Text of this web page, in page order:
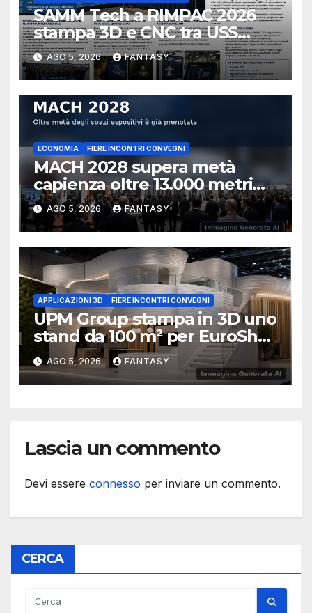
SAMM Tech a RIMPAC 2026
stampa 3D e CNC tra USS
Essex e Schofield Barracks
AGO 5, 2026 FANTASY
ECONOMIA FIERE INCONTRI CONVEGNI
MACH 2028 supera metà
capienza oltre 13.000 metri
quadrati già prenotati
AGO 5, 2026 FANTASY
APPLICAZIONI 3D FIERE INCONTRI CONVEGNI
UPM Group stampa in 3D uno
stand da 100 m² per EuroShop
2026
AGO 5, 2026 FANTASY
Lascia un commento
Devi essere connesso per inviare un commento.
CERCA